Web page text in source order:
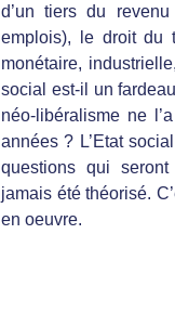
d’un tiers du
emplois), le droit du
monétaire,
social est-il un
néo-libéralisme ne
années ? L’Etat
questions qui seront
jamais été théorisé.
en oeuvre.